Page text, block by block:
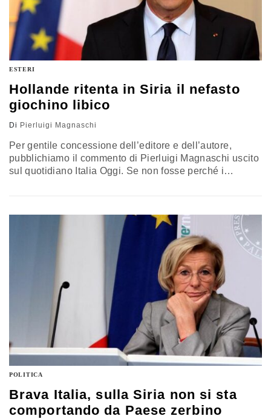
ESTERI
Hollande ritenta in Siria il nefasto
giochino libico
Di Pierluigi Magnaschi
Per gentile concessione dell’editore e dell’autore,
pubblichiamo il commento di Pierluigi Magnaschi uscito
sul quotidiano Italia Oggi. Se non fosse perché i
ambasciatori francesi nel mondo. E lo ha fatto usando,
POLITICA
Brava Italia, sulla Siria non si sta
comportando da Paese zerbino